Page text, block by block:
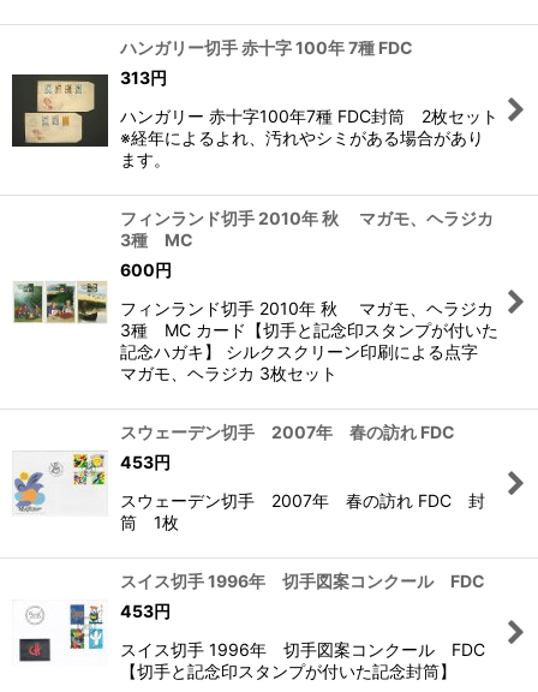
ハンガリー切手 赤十字 100年 7種 FDC
313円
ハンガリー 赤十字100年7種 FDC封筒 2枚セット
※経年によるよれ、汚れやシミがある場合があり
ます。
フィンランド切手 2010年 秋 マガモ、ヘラジカ
3種 MC
600円
フィンランド切手 2010年 秋 マガモ、ヘラジカ
3種 MC カード【切手と記念印スタンプが付いた
記念ハガキ】 シルクスクリーン印刷による点字
マガモ、ヘラジカ 3枚セット
スウェーデン切手 2007年 春の訪れ FDC
453円
スウェーデン切手 2007年 春の訪れ FDC 封
筒 1枚
スイス切手 1996年 切手図案コンクール FDC
453円
スイス切手 1996年 切手図案コンクール FDC
【切手と記念印スタンプが付いた記念封筒】